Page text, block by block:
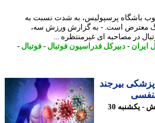
باشگاه پرسپولیس، به شدت نسبت به
است. - به گزارش ورزش سه،
مصاحبه ای غیرمنتظره ...
- دبیرکل فدراسیون فوتبال-فوتبال-
بیرجند
4 ماه پیش - یکشنبه 30